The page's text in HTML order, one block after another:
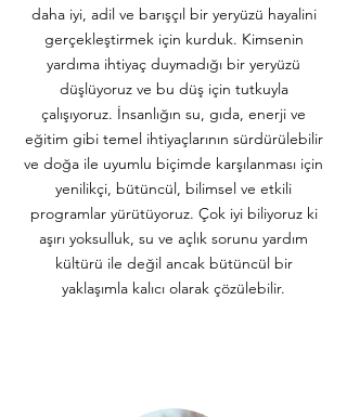
daha iyi, adil ve barışçıl bir yeryüzü hayalini
gerçekleştirmek için kurduk. Kimsenin
yardıma ihtiyaç duymadığı bir yeryüzü
düşlüyoruz ve bu düş için tutkuyla
çalışıyoruz. İnsanlığın su, gıda, enerji ve
eğitim gibi temel ihtiyaçlarının sürdürülebilir
ve doğa ile uyumlu biçimde karşılanması için
yenilikçi, bütüncül, bilimsel ve etkili
programlar yürütüyoruz. Çok iyi biliyoruz ki
aşırı yoksulluk, su ve açlık sorunu yardım
kültürü ile değil ancak bütüncül bir
yaklaşımla kalıcı olarak çözülebilir.